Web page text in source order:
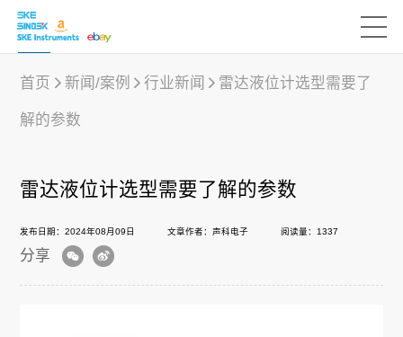
行业应用
下载中心
首页 新闻/案例 行业新闻 雷达液位计选型需要了
解的参数
雷达液位计选型需要了解的参数
发布日期：2024年08月09日 文章作者：声科电子 阅读量：1337
分享